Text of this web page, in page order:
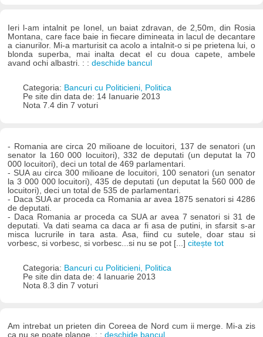
Ieri l-am intalnit pe Ionel, un baiat zdravan, de 2,50m, din Rosia
Montana, care face baie in fiecare dimineata in lacul de decantare
a cianurilor. Mi-a marturisit ca acolo a intalnit-o si pe prietena lui, o
blonda superba, mai inalta decat el cu doua capete, ambele
avand ochi albastri. : :deschide bancul
Categoria: Bancuri cu Politicieni, Politica
Pe site din data de: 14 Ianuarie 2013
Nota 7.4 din 7 voturi
- Romania are circa 20 milioane de locuitori, 137 de senatori (un
senator la 160 000 locuitori), 332 de deputati (un deputat la 70
000 locuitori), deci un total de 469 parlamentari.
- SUA au circa 300 milioane de locuitori, 100 senatori (un senator
la 3 000 000 locuitori), 435 de deputati (un deputat la 560 000 de
locuitori), deci un total de 535 de parlamentari.
- Daca SUA ar proceda ca Romania ar avea 1875 senatori si 4286
de deputati.
- Daca Romania ar proceda ca SUA ar avea 7 senatori si 31 de
deputati. Va dati seama ca daca ar fi asa de putini, in sfarsit s-ar
misca lucrurile in tara asta. Asa, fiind cu sutele, doar stau si
vorbesc, si vorbesc, si vorbesc...si nu se pot [...]citește tot
Categoria: Bancuri cu Politicieni, Politica
Pe site din data de: 4 Ianuarie 2013
Nota 8.3 din 7 voturi
Am intrebat un prieten din Coreea de Nord cum ii merge. Mi-a zis
ca nu se poate plange. : :deschide bancul